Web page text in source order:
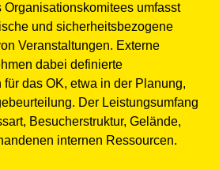
Organisationskomitees umfasst
und sicherheitsbezogene
Veranstaltungen. Externe
dabei definierte
das OK, etwa in der Planung,
Der Leistungsumfang
Besucherstruktur, Gelände,
internen Ressourcen.